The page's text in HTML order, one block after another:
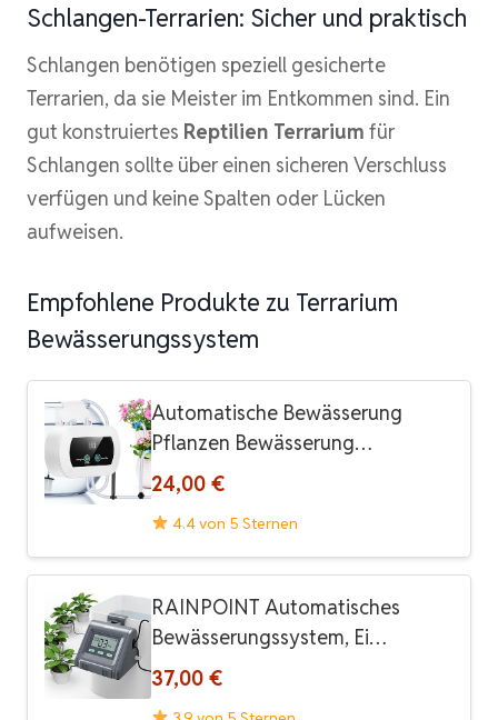
Schlangen-Terrarien: Sicher und praktisch
Schlangen benötigen speziell gesicherte
Terrarien, da sie Meister im Entkommen sind. Ein
gut konstruiertes Reptilien Terrarium für
Schlangen sollte über einen sicheren Verschluss
verfügen und keine Spalten oder Lücken
aufweisen.
Empfohlene Produkte zu Terrarium
Bewässerungssystem
Automatische Bewässerung
Pflanzen Bewässerung…
24,00 €
4.4 von 5 Sternen
RAINPOINT Automatisches
Bewässerungssystem, Ei…
37,00 €